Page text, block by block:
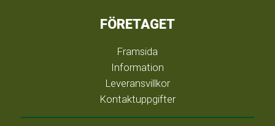
FÖRETAGET
Framsida
Information
Leveransvillkor
Kontaktuppgifter